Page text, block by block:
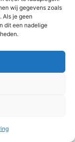
wij gegevens zoals
Als je geen
dit een nadelige